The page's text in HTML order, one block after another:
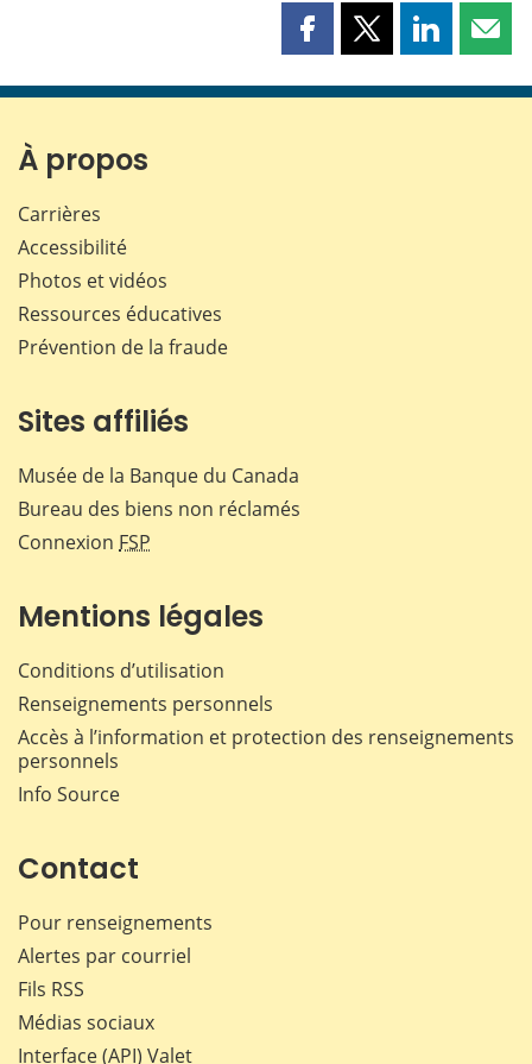
Partager
page
Partager
page
Partager
page page
À propos
Carrières
Accessibilité
Photos et vidéos
Ressources éducatives
Prévention de la fraude
Sites affiliés
Musée de la Banque du Canada
Bureau des biens non réclamés
Connexion FSP
Mentions légales
Conditions d’utilisation
Renseignements personnels
Accès à l’information et protection des renseignements
personnels
Info Source
Contact
Pour renseignements
Alertes par courriel
Fils RSS
Médias sociaux
Interface (API) Valet